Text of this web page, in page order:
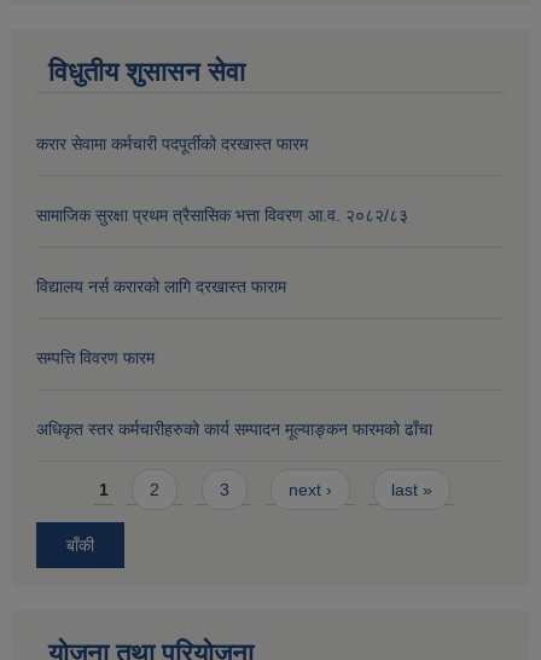
विधुतीय शुसासन सेवा
करार सेवामा कर्मचारी पदपूर्तीको दरखास्त फारम
सामाजिक सुरक्षा प्रथम त्रैसासिक भत्ता विवरण आ.व. २०८२/८३
विद्यालय नर्स करारको लागि दरखास्त फाराम
सम्पत्ति विवरण फारम
अधिकृत स्तर कर्मचारीहरुको कार्य सम्पादन मूल्याङ्कन फारमको ढाँचा
Pages
1 2 3 next › last »
बाँकी
योजना तथा परियोजना